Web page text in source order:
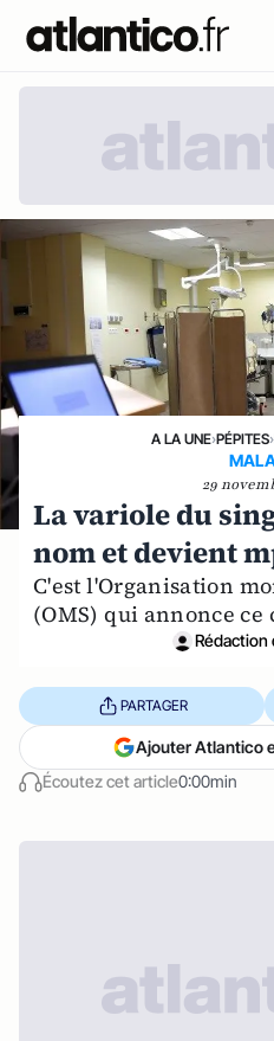
A LA UNE›PÉPITES›
29
La variole du
nom et devient
C'est l'Organisation
(OMS) qui annonce ce
Rédaction
Écoutez cet article0:00min
PARTAGER
Ajouter Atlantico